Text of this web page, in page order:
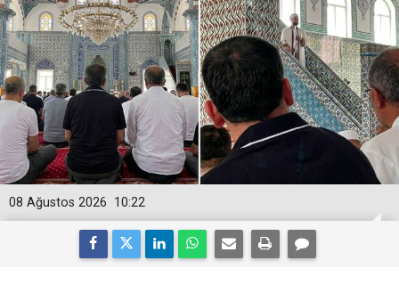
10:22
08 Ağustos 2026